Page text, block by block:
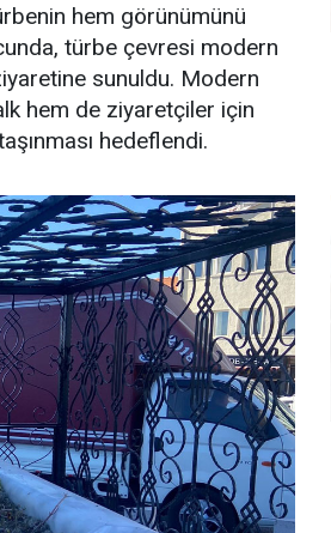
hem görünümünü
türbe çevresi modern
sunuldu. Modern
hem de ziyaretçiler için
hedeflendi.